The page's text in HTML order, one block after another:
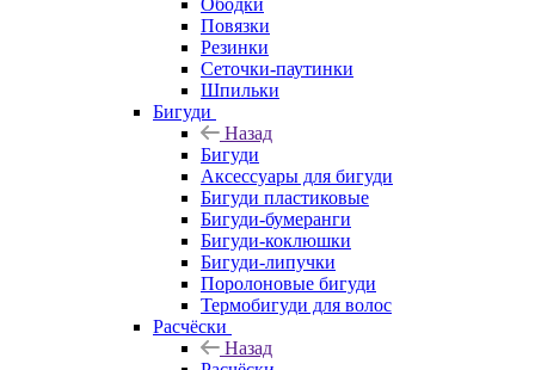
Ободки
Повязки
Резинки
Сеточки-паутинки
Шпильки
Бигуди
Назад
Бигуди
Аксессуары для бигуди
Бигуди пластиковые
Бигуди-бумеранги
Бигуди-коклюшки
Бигуди-липучки
Поролоновые бигуди
Термобигуди для волос
Расчёски
Назад